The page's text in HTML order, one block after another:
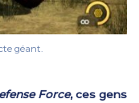
géant.
Force, ces gens